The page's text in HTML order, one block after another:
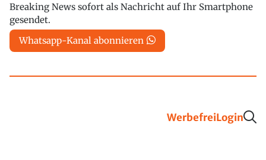
Breaking News sofort als Nachricht auf Ihr Smartphone
gesendet.
Whatsapp-Kanal abonnieren
WerbefreiLogin